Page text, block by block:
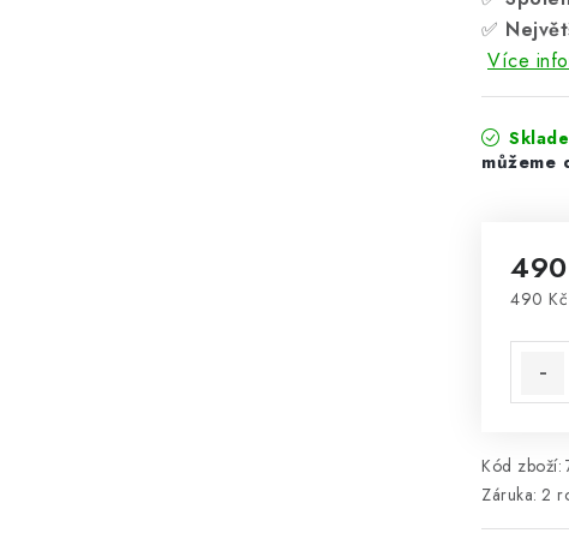
✅
Více
490
Kód zboží:
Záruka: 2